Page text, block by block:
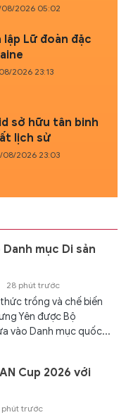
08/2026 05:02
lập Lữ đoàn đặc
2026 23:13
sở hữu tân binh
lịch sử
08/2026 23:03
mục Di sản
28 phút trước
trồng và chế biến
Yên được Bộ
vào Danh mục quốc...
Cup 2026 với
trước